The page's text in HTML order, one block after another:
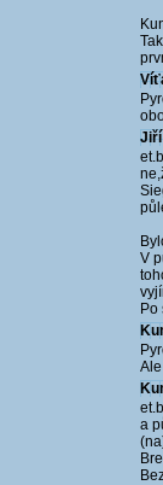
Jiří
V
Po
a